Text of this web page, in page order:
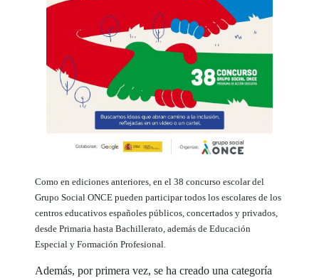
Como en ediciones anteriores, en el 38 concurso escolar del
Grupo Social ONCE pueden participar todos los escolares de los
centros educativos españoles públicos, concertados y privados,
desde Primaria hasta Bachillerato, además de Educación
Especial y Formación Profesional.
Además, por primera vez, se ha creado una categoría